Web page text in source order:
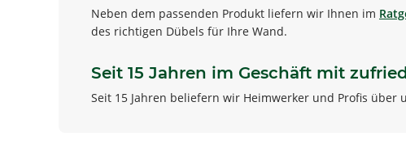
Neben dem passenden Produkt liefern wir Ihnen im
des richtigen Dübels für Ihre Wand.
Seit 15 Jahren im Geschäft mit
Seit 15 Jahren beliefern wir Heimwerker und Profis